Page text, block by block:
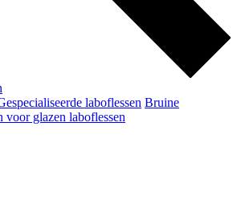
laboflessen Bruine
voor glazen laboflessen